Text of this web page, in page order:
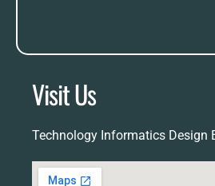
Visit Us
Technology Informatics Design